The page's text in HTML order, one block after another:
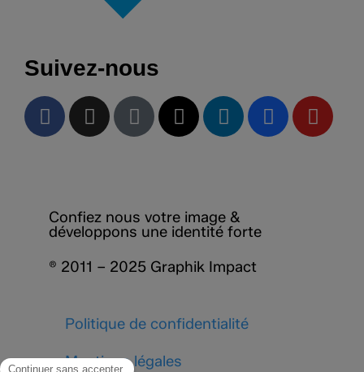
Suivez-nous
Confiez nous votre image &
développons une identité forte
® 2011 – 2025 Graphik Impact
Politique de confidentialité
Mentions légales